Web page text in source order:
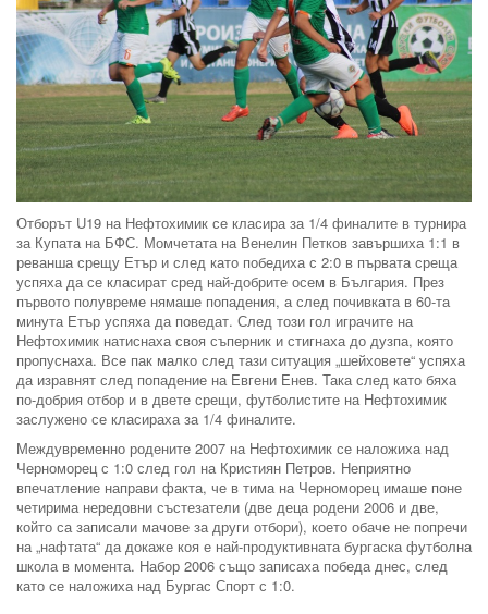
Отборът U19 на Нефтохимик се класира за 1/4 финалите в турнира
за Купата на БФС. Момчетата на Венелин Петков завършиха 1:1 в
реванша срещу Етър и след като победиха с 2:0 в първата среща
успяха да се класират сред най-добрите осем в България. През
първото полувреме нямаше попадения, а след почивката в 60-та
минута Етър успяха да поведат. След този гол играчите на
Нефтохимик натиснаха своя съперник и стигнаха до дузпа, която
пропуснаха. Все пак малко след тази ситуация „шейховете“ успяха
да изравнят след попадение на Евгени Енев. Така след като бяха
по-добрия отбор и в двете срещи, футболистите на Нефтохимик
заслужено се класираха за 1/4 финалите.
Междувременно родените 2007 на Нефтохимик се наложиха над
Черноморец с 1:0 след гол на Кристиян Петров. Неприятно
впечатление направи факта, че в тима на Черноморец имаше поне
четирима нередовни състезатели (две деца родени 2006 и две,
който са записали мачове за други отбори), което обаче не попречи
на „нафтата“ да докаже коя е най-продуктивната бургаска футболна
школа в момента. Набор 2006 също записаха победа днес, след
като се наложиха над Бургас Спорт с 1:0.